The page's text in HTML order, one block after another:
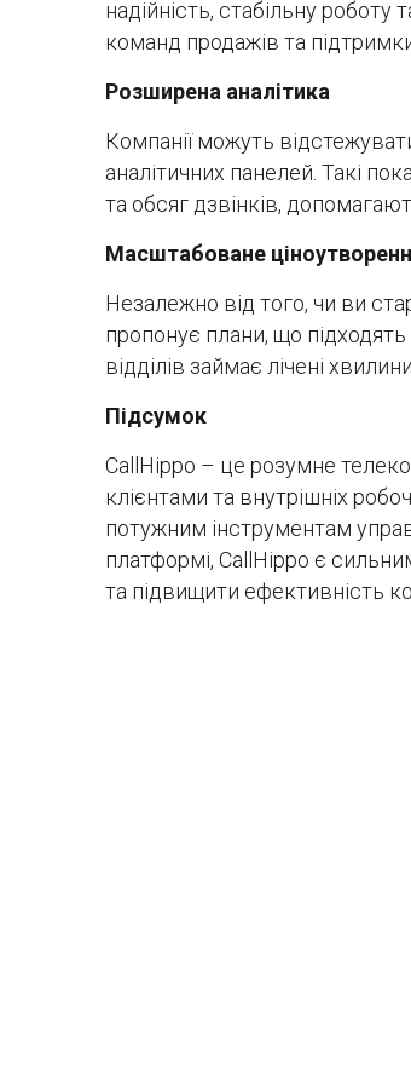
надійність, стабільну
команд продажів та
Розширена аналітика
Компанії можуть
аналітичних панелей. Такі
та обсяг дзвінків,
Масштабоване
Незалежно від того, чи ви
пропонує плани, що
відділів займає лічені
Підсумок
CallHippo – це розумне
клієнтами та внутрішніх
потужним інструментам
платформі, CallHippo є
та підвищити ефективність